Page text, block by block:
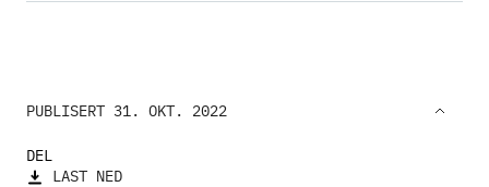
PUBLISERT 31. OKT. 2022
DEL
LAST NED